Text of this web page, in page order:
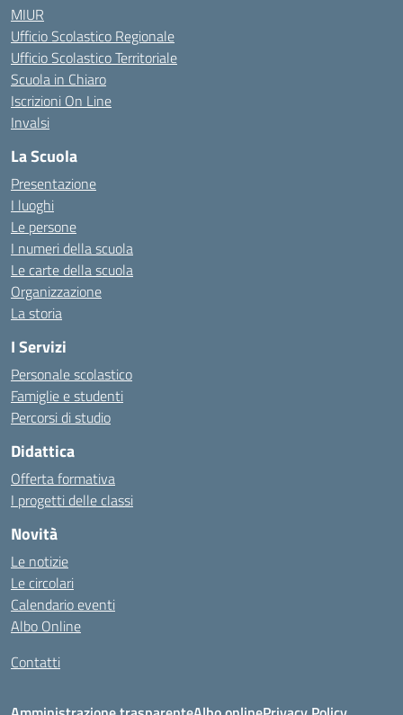
MIUR
Ufficio Scolastico Regionale
Ufficio Scolastico Territoriale
Scuola in Chiaro
Iscrizioni On Line
Invalsi
La Scuola
Presentazione
I luoghi
Le persone
I numeri della scuola
Le carte della scuola
Organizzazione
La storia
I Servizi
Personale scolastico
Famiglie e studenti
Percorsi di studio
Didattica
Offerta formativa
I progetti delle classi
Novità
Le notizie
Le circolari
Calendario eventi
Albo Online
Contatti